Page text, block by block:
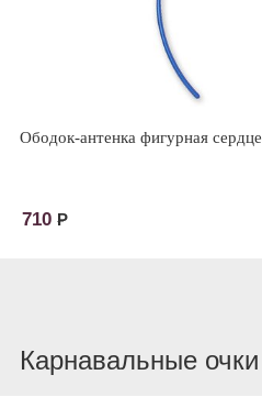
Ободок-антенка фигурная сердце
710 Р
Карнавальные очки